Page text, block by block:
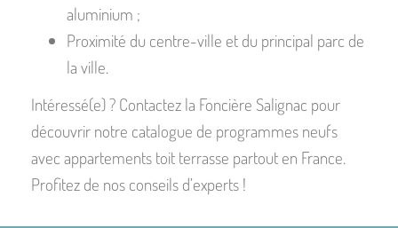
aluminium ;
Proximité du centre-ville et du principal parc de
la ville.
Intéressé(e) ? Contactez la Foncière Salignac pour
découvrir notre catalogue de programmes neufs
avec appartements toit terrasse partout en France.
Profitez de nos conseils d’experts !